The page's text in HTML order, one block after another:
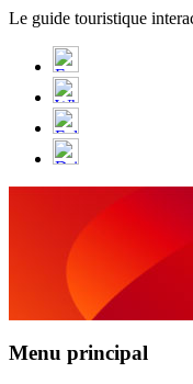
Panneau de gestion des
Le guide touristique
Menu principal